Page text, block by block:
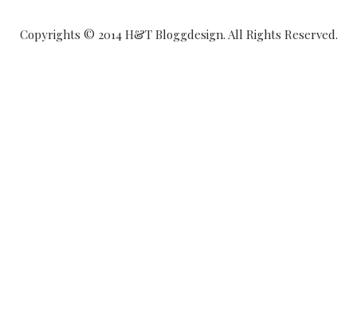
Copyrights © 2014 H&T Bloggdesign. All Rights Reserved.